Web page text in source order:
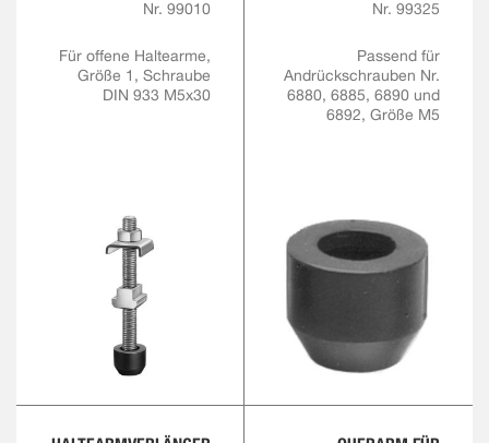
Nr. 99010
Für offene Haltearme,
Größe 1, Schraube
DIN 933 M5x30
Nr. 99325
Passend für
Andrückschrauben Nr.
6880, 6885, 6890 und
6892, Größe M5